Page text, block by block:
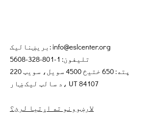
بریښنالیک:info@eslcenter.org
تلیفون: 1-801-328-5608
پته: 650 ختیځ 4500 سویل، سویټ 220
د سالټ لیک ښار، UT 84107
لارښوونو ته اړتیا لرئ؟